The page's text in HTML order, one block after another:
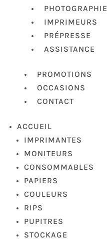
PHOTOGRAPHIE
IMPRIMEURS
PRÉPRESSE
ASSISTANCE
PROMOTIONS
OCCASIONS
CONTACT
ACCUEIL
IMPRIMANTES
MONITEURS
CONSOMMABLES
PAPIERS
COULEURS
RIPS
PUPITRES
STOCKAGE